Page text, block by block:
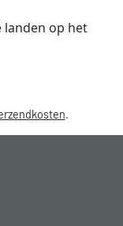
landen op het
.